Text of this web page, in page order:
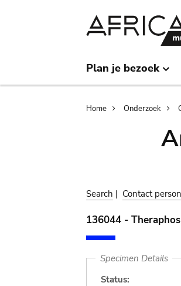
Plan je bezoek
Home Onderzoek
Search | Contact
136044 -
Specimen Details
Status: